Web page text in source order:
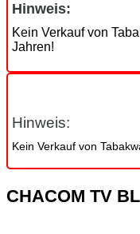
Hinweis:
Kein Verkauf von
Jahren!
Hinweis:
Kein Verkauf von
CHACOM TV